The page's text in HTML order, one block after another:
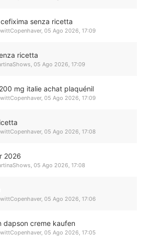
senza ricetta
, 05 Ago 2026, 17:09
ricetta
, 05 Ago 2026, 17:09
mg italie achat plaquénil
, 05 Ago 2026, 17:09
, 05 Ago 2026, 17:08
2026
, 05 Ago 2026, 17:08
, 05 Ago 2026, 17:06
dapson creme kaufen
, 05 Ago 2026, 17:05